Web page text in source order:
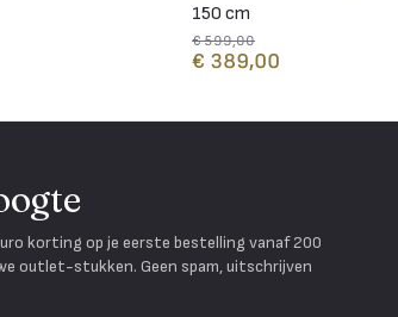
150 cm
€ 599,00
€ 389,00
korting op je eerste bestelling vanaf 200
outlet-stukken. Geen spam, uitschrijven